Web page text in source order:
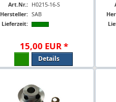
Art.Nr.: H0215-16-S
Hersteller: SAB
Lieferzeit:
15,00 EUR *
Details